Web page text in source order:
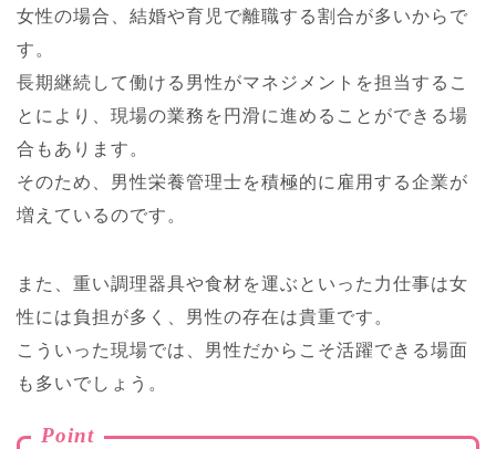
女性の場合、結婚や育児で離職する割合が多いからで
す。
長期継続して働ける男性がマネジメントを担当するこ
とにより、現場の業務を円滑に進めることができる場
合もあります。
そのため、男性栄養管理士を積極的に雇用する企業が
増えているのです。
また、重い調理器具や食材を運ぶといった力仕事は女
性には負担が多く、男性の存在は貴重です。
こういった現場では、男性だからこそ活躍できる場面
も多いでしょう。
Point